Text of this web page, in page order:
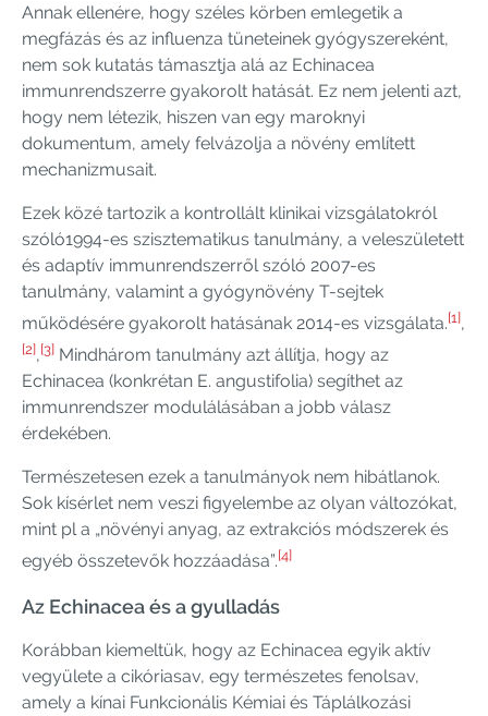
Annak ellenére, hogy széles körben emlegetik a
megfázás és az influenza tüneteinek gyógyszereként,
nem sok kutatás támasztja alá az Echinacea
immunrendszerre gyakorolt ​​hatását. Ez nem jelenti azt,
hogy nem létezik, hiszen van egy maroknyi
dokumentum, amely felvázolja a növény említett
mechanizmusait.
Ezek közé tartozik a kontrollált klinikai vizsgálatokról
szóló1994-es szisztematikus tanulmány, a veleszületett
és adaptív immunrendszerről szóló 2007-es
tanulmány, valamint a gyógynövény T-sejtek
működésére gyakorolt ​​hatásának 2014-es vizsgálata.[1],
[2] ,[3] Mindhárom tanulmány azt állítja, hogy az
Echinacea (konkrétan E. angustifolia) segíthet az
immunrendszer modulálásában a jobb válasz
érdekében.
Természetesen ezek a tanulmányok nem hibátlanok.
Sok kísérlet nem veszi figyelembe az olyan változókat,
mint pl a „növényi anyag, az extrakciós módszerek és
egyéb összetevők hozzáadása”.[4]
Az Echinacea és a gyulladás
Korábban kiemeltük, hogy az Echinacea egyik aktív
vegyülete a cikóriasav, egy természetes fenolsav,
amely a kínai Funkcionális Kémiai és Táplálkozási